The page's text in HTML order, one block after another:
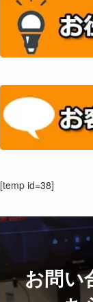
[temp id=38]
お問い